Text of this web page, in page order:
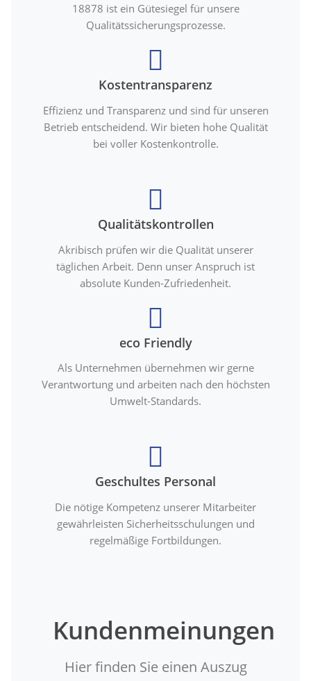
18878 ist ein Gütesiegel für unsere
Qualitätssicherungsprozesse.
Kostentransparenz
Effizienz und Transparenz und sind für unseren
Betrieb entscheidend. Wir bieten hohe Qualität
bei voller Kostenkontrolle.
Qualitätskontrollen
Akribisch prüfen wir die Qualität unserer
täglichen Arbeit. Denn unser Anspruch ist
absolute Kunden-Zufriedenheit.
eco Friendly
Als Unternehmen übernehmen wir gerne
Verantwortung und arbeiten nach den höchsten
Umwelt-Standards.
Geschultes Personal
Die nötige Kompetenz unserer Mitarbeiter
gewährleisten Sicherheitsschulungen und
regelmäßige Fortbildungen.
Kundenmeinungen
Hier finden Sie einen Auszug